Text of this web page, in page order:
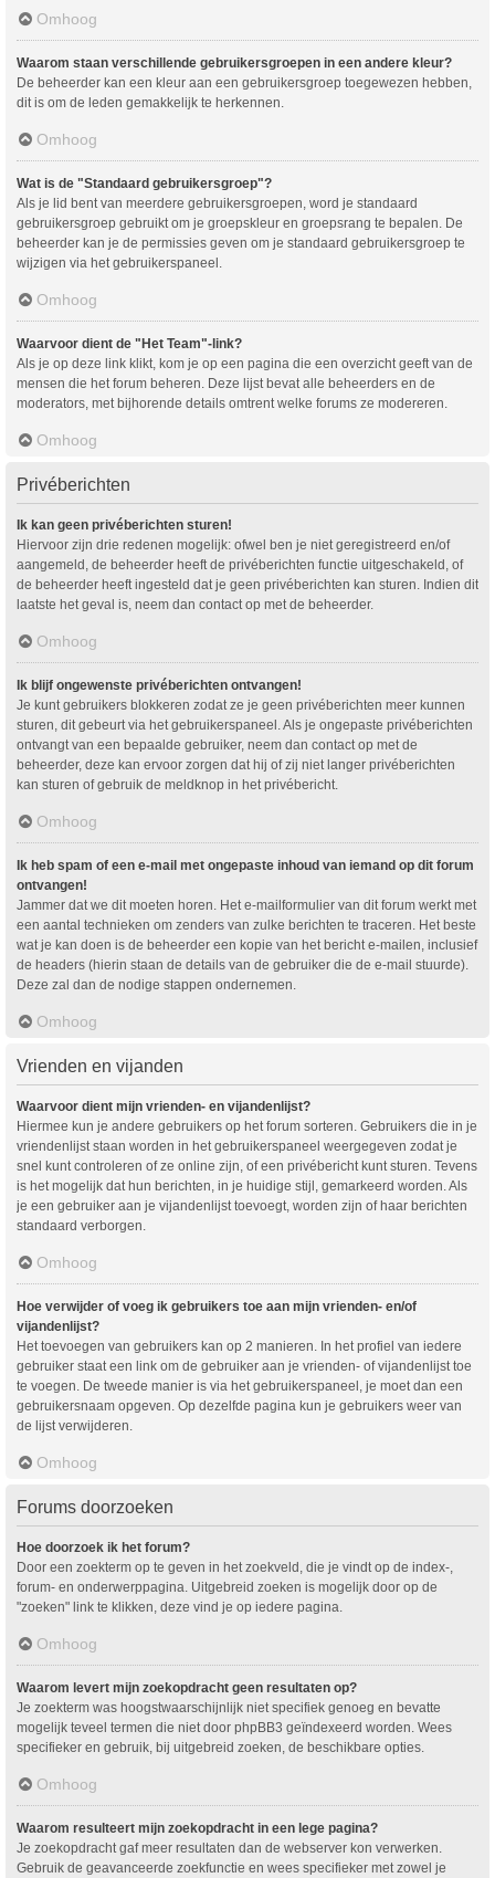
Omhoog
Waarom staan verschillende gebruikersgroepen in een andere kleur?
De beheerder kan een kleur aan een gebruikersgroep toegewezen hebben,
dit is om de leden gemakkelijk te herkennen.
Omhoog
Wat is de "Standaard gebruikersgroep"?
Als je lid bent van meerdere gebruikersgroepen, word je standaard
gebruikersgroep gebruikt om je groepskleur en groepsrang te bepalen. De
beheerder kan je de permissies geven om je standaard gebruikersgroep te
wijzigen via het gebruikerspaneel.
Omhoog
Waarvoor dient de "Het Team"-link?
Als je op deze link klikt, kom je op een pagina die een overzicht geeft van de
mensen die het forum beheren. Deze lijst bevat alle beheerders en de
moderators, met bijhorende details omtrent welke forums ze modereren.
Omhoog
Privéberichten
Ik kan geen privéberichten sturen!
Hiervoor zijn drie redenen mogelijk: ofwel ben je niet geregistreerd en/of
aangemeld, de beheerder heeft de privéberichten functie uitgeschakeld, of
de beheerder heeft ingesteld dat je geen privéberichten kan sturen. Indien dit
laatste het geval is, neem dan contact op met de beheerder.
Omhoog
Ik blijf ongewenste privéberichten ontvangen!
Je kunt gebruikers blokkeren zodat ze je geen privéberichten meer kunnen
sturen, dit gebeurt via het gebruikerspaneel. Als je ongepaste privéberichten
ontvangt van een bepaalde gebruiker, neem dan contact op met de
beheerder, deze kan ervoor zorgen dat hij of zij niet langer privéberichten
kan sturen of gebruik de meldknop in het privébericht.
Omhoog
Ik heb spam of een e-mail met ongepaste inhoud van iemand op dit forum
ontvangen!
Jammer dat we dit moeten horen. Het e-mailformulier van dit forum werkt met
een aantal technieken om zenders van zulke berichten te traceren. Het beste
wat je kan doen is de beheerder een kopie van het bericht e-mailen, inclusief
de headers (hierin staan de details van de gebruiker die de e-mail stuurde).
Deze zal dan de nodige stappen ondernemen.
Omhoog
Vrienden en vijanden
Waarvoor dient mijn vrienden- en vijandenlijst?
Hiermee kun je andere gebruikers op het forum sorteren. Gebruikers die in je
vriendenlijst staan worden in het gebruikerspaneel weergegeven zodat je
snel kunt controleren of ze online zijn, of een privébericht kunt sturen. Tevens
is het mogelijk dat hun berichten, in je huidige stijl, gemarkeerd worden. Als
je een gebruiker aan je vijandenlijst toevoegt, worden zijn of haar berichten
standaard verborgen.
Omhoog
Hoe verwijder of voeg ik gebruikers toe aan mijn vrienden- en/of
vijandenlijst?
Het toevoegen van gebruikers kan op 2 manieren. In het profiel van iedere
gebruiker staat een link om de gebruiker aan je vrienden- of vijandenlijst toe
te voegen. De tweede manier is via het gebruikerspaneel, je moet dan een
gebruikersnaam opgeven. Op dezelfde pagina kun je gebruikers weer van
de lijst verwijderen.
Omhoog
Forums doorzoeken
Hoe doorzoek ik het forum?
Door een zoekterm op te geven in het zoekveld, die je vindt op de index-,
forum- en onderwerppagina. Uitgebreid zoeken is mogelijk door op de
"zoeken" link te klikken, deze vind je op iedere pagina.
Omhoog
Waarom levert mijn zoekopdracht geen resultaten op?
Je zoekterm was hoogstwaarschijnlijk niet specifiek genoeg en bevatte
mogelijk teveel termen die niet door phpBB3 geïndexeerd worden. Wees
specifieker en gebruik, bij uitgebreid zoeken, de beschikbare opties.
Omhoog
Waarom resulteert mijn zoekopdracht in een lege pagina?
Je zoekopdracht gaf meer resultaten dan de webserver kon verwerken.
Gebruik de geavanceerde zoekfunctie en wees specifieker met zowel je